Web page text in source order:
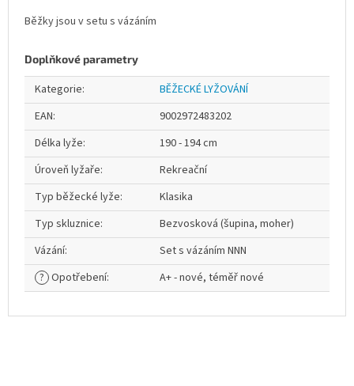
Běžky jsou v setu s vázáním
Doplňkové parametry
Kategorie:
BĚŽECKÉ LYŽOVÁNÍ
EAN:
9002972483202
Délka lyže:
190 - 194 cm
Úroveň lyžaře:
Rekreační
Typ běžecké lyže:
Klasika
Typ skluznice:
Bezvosková (šupina, moher)
Vázání:
Set s vázáním NNN
? Opotřebení: A+ - nové, téměř nové